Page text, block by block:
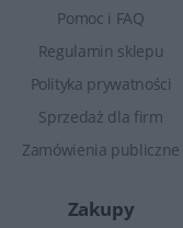
Pomoc i FAQ
Regulamin sklepu
Polityka prywatności
Sprzedaż dla firm
Zamówienia publiczne
Zakupy